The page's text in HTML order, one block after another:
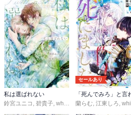
私は選ばれない
鈴宮ユニコ , 碧貴子, whimhalooo
セールあり
蘭らむ, 江東しろ, whimhalooo